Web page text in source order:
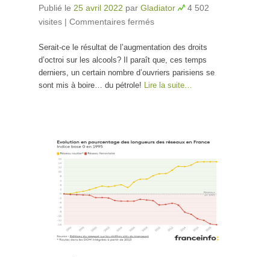
Publié le 25 avril 2022 par Gladiator
4 502
visites | Commentaires fermés
Serait-ce le résultat de l’augmentation des droits
d’octroi sur les alcools? Il paraît que, ces temps
derniers, un certain nombre d’ouvriers parisiens se
sont mis à boire… du pétrole!
Lire la suite…